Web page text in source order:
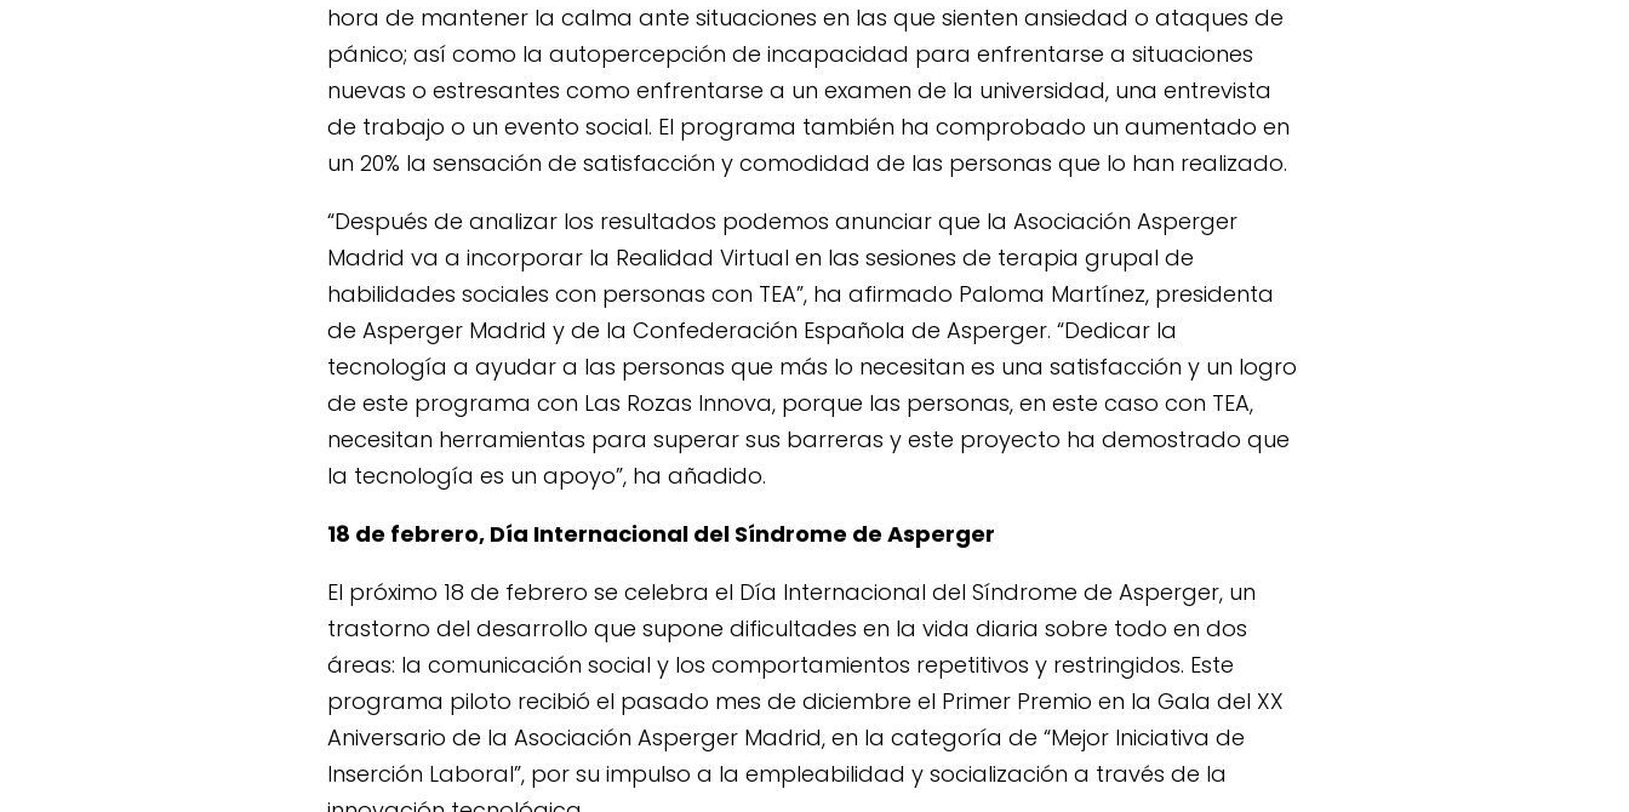
hora de mantener la calma ante situaciones en las que sienten ansiedad o ataques de
pánico; así como la autopercepción de incapacidad para enfrentarse a situaciones
nuevas o estresantes como enfrentarse a un examen de la universidad, una entrevista
de trabajo o un evento social. El programa también ha comprobado un aumentado en
un 20% la sensación de satisfacción y comodidad de las personas que lo han realizado.
“Después de analizar los resultados podemos anunciar que la Asociación Asperger
Madrid va a incorporar la Realidad Virtual en las sesiones de terapia grupal de
habilidades sociales con personas con TEA”, ha afirmado Paloma Martínez, presidenta
de Asperger Madrid y de la Confederación Española de Asperger. “Dedicar la
tecnología a ayudar a las personas que más lo necesitan es una satisfacción y un logro
de este programa con Las Rozas Innova, porque las personas, en este caso con TEA,
necesitan herramientas para superar sus barreras y este proyecto ha demostrado que
la tecnología es un apoyo”, ha añadido.
18 de febrero, Día Internacional del Síndrome de Asperger
El próximo 18 de febrero se celebra el Día Internacional del Síndrome de Asperger, un
trastorno del desarrollo que supone dificultades en la vida diaria sobre todo en dos
áreas: la comunicación social y los comportamientos repetitivos y restringidos. Este
programa piloto recibió el pasado mes de diciembre el Primer Premio en la Gala del XX
Aniversario de la Asociación Asperger Madrid, en la categoría de “Mejor Iniciativa de
Inserción Laboral”, por su impulso a la empleabilidad y socialización a través de la